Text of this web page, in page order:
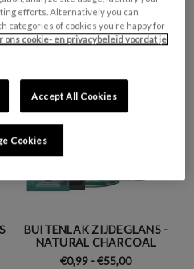
BUITENLAK ZIJDEGLANS -
NATURAL CHARCOAL
€0,99 - €55,00
efforts. Alternatively you can
categories of cookies you’re happy for
ons cookie- en privacybeleid voordat je
Accept All Cookies
Cookies